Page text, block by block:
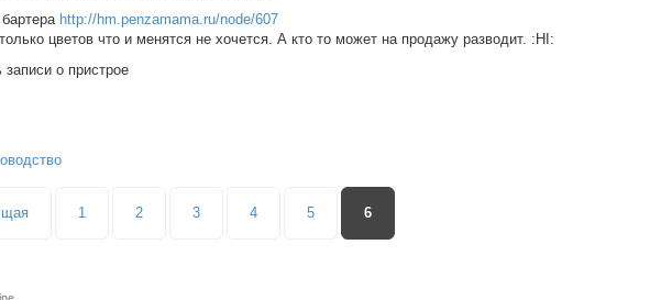
http://hm.penzamama.ru/node/607
цветов что и менятся не хочется. А кто то может на продажу разводит. :HI:
о пристрое
1 2 3 4 5 6